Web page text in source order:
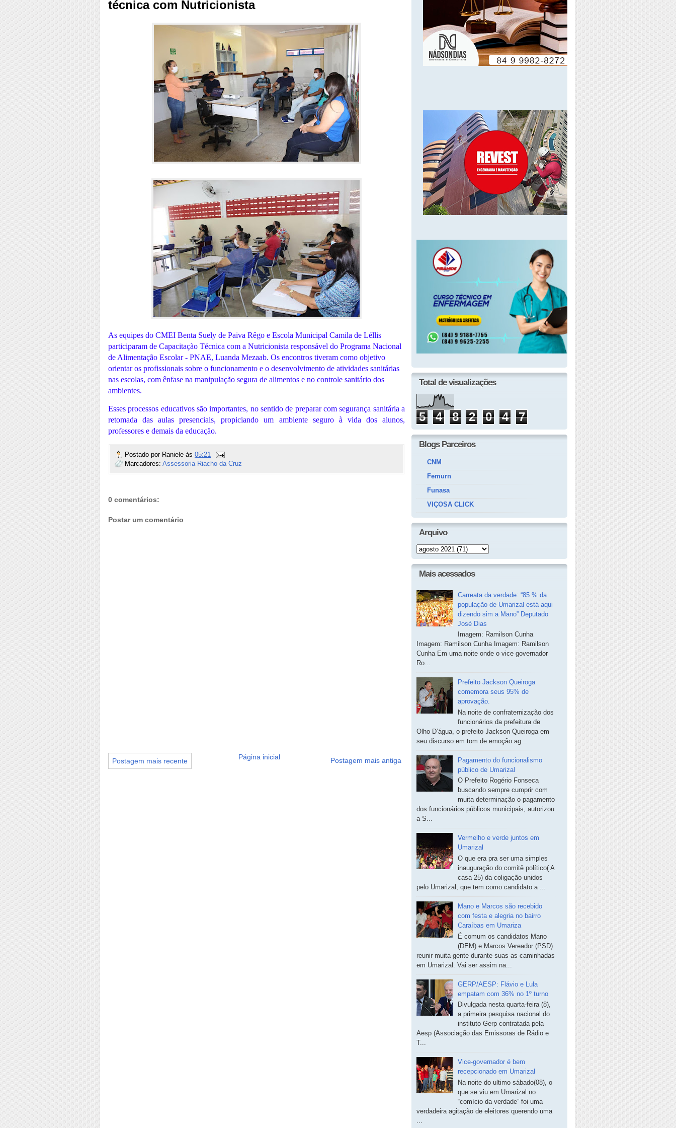
técnica com Nutricionista
As equipes do CMEI Benta Suely de Paiva Rêgo e Escola Municipal Camila de Léllis
participaram de Capacitação Técnica com a Nutricionista responsável do Programa Nacional
de Alimentação Escolar - PNAE, Luanda Mezaab. Os encontros tiveram como objetivo
orientar os profissionais sobre o funcionamento e o desenvolvimento de atividades sanitárias
nas escolas, com ênfase na manipulação segura de alimentos e no controle sanitário dos
ambientes.
Esses processos educativos são importantes, no sentido de preparar com segurança sanitária a
retomada das aulas presenciais, propiciando um ambiente seguro à vida dos alunos,
professores e demais da educação.
Postado por Raniele às 05:21
Marcadores: Assessoria Riacho da Cruz
0 comentários:
Postar um comentário
Postagem mais recente Postagem mais antiga
Página inicial
Total de visualizações
5 4 8 2 0 4 7
Blogs Parceiros
CNM
Femurn
Funasa
VIÇOSA CLICK
Arquivo
Mais acessados
Carreata da verdade: “85 % da
população de Umarizal está aqui
dizendo sim a Mano” Deputado
José Dias
Imagem: Ramilson Cunha
Imagem: Ramilson Cunha Imagem: Ramilson
Cunha Em uma noite onde o vice governador
Ro...
Prefeito Jackson Queiroga
comemora seus 95% de
aprovação.
Na noite de confraternização dos
funcionários da prefeitura de
Olho D’água, o prefeito Jackson Queiroga em
seu discurso em tom de emoção ag...
Pagamento do funcionalismo
público de Umarizal
O Prefeito Rogério Fonseca
buscando sempre cumprir com
muita determinação o pagamento
dos funcionários públicos municipais, autorizou
a S...
Vermelho e verde juntos em
Umarizal
O que era pra ser uma simples
inauguração do comitê político( A
casa 25) da coligação unidos
pelo Umarizal, que tem como candidato a ...
Mano e Marcos são recebido
com festa e alegria no bairro
Caraíbas em Umariza
É comum os candidatos Mano
(DEM) e Marcos Vereador (PSD)
reunir muita gente durante suas as caminhadas
em Umarizal. Vai ser assim na...
GERP/AESP: Flávio e Lula
empatam com 36% no 1º turno
Divulgada nesta quarta-feira (8),
a primeira pesquisa nacional do
instituto Gerp contratada pela
Aesp (Associação das Emissoras de Rádio e
T...
Vice-governador é bem
recepcionado em Umarizal
Na noite do ultimo sábado(08), o
que se viu em Umarizal no
“comício da verdade” foi uma
verdadeira agitação de eleitores querendo uma